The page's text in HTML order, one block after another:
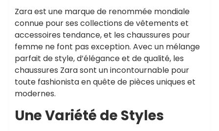
Zara est une marque de renommée mondiale
connue pour ses collections de vêtements et
accessoires tendance, et les chaussures pour
femme ne font pas exception. Avec un mélange
parfait de style, d’élégance et de qualité, les
chaussures Zara sont un incontournable pour
toute fashionista en quête de pièces uniques et
modernes.
Une Variété de Styles